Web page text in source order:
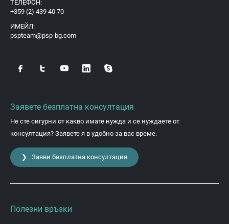
ТЕЛЕФОН:
+359 (2) 439 40 70
ИМЕЙЛ:
pspteam@psp-bg.com
Заявете безплатна консултация
Не сте сигурни от какво имате нужда и се нуждаете от
консултация? Заявете я в удобно за вас време.
❯ Заяви безплатна консултация
Полезни връзки